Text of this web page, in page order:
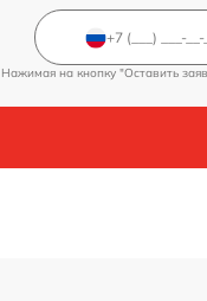
Нажимая на кнопку "Оставить